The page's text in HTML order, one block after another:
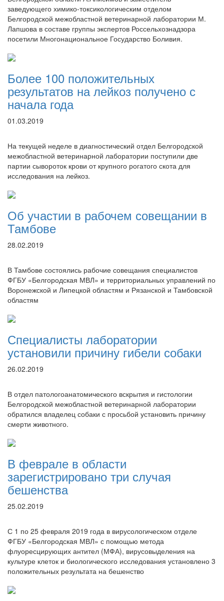
заведующего химико-токсикологическим отделом
Белгородской межобластной ветеринарной лаборатории М.
Лапшова в составе группы экспертов Россельхознадзора
посетили Многонациональное Государство Боливия.
Более 100 положительных
результатов на лейкоз получено с
начала года
01.03.2019
На текущей неделе в диагностический отдел Белгородской
межобластной ветеринарной лаборатории поступили две
партии сывороток крови от крупного рогатого скота для
исследования на лейкоз.
Об участии в рабочем совещании в
Тамбове
28.02.2019
В Тамбове состоялись рабочие совещания специалистов
ФГБУ «Белгородская МВЛ» и территориальных управлений по
Воронежской и Липецкой областям и Рязанской и Тамбовской
областям
Специалисты лаборатории
установили причину гибели собаки
26.02.2019
В отдел патологоанатомического вскрытия и гистологии
Белгородской межобластной ветеринарной лаборатории
обратился владелец собаки с просьбой установить причину
смерти животного.
В феврале в области
зарегистрировано три случая
бешенства
25.02.2019
С 1 по 25 февраля 2019 года в вирусологическом отделе
ФГБУ «Белгородская МВЛ» с помощью метода
флуоресцирующих антител (МФА), вирусовыделения на
культуре клеток и биологического исследования установлено 3
положительных результата на бешенство